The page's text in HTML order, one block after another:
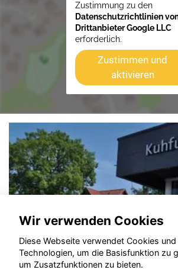
Zustimmung zu den
Datenschutzrichtlinien
Drittanbieter Google LLC
erforderlich.
Zustimmen und
aktivieren
Wir verwenden Cookies
Diese Webseite verwendet Cookies
Technologien, um die Basisfunktion zu
um Zusatzfunktionen zu bieten.